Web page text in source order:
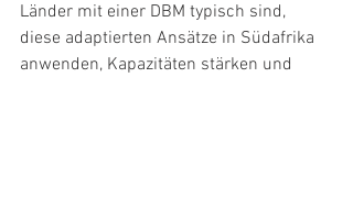
Länder mit einer DBM typisch sind,
diese adaptierten Ansätze in Südafrika
anwenden, Kapazitäten stärken und